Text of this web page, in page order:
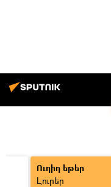
Ուղիղ եթեր
Լուրեր